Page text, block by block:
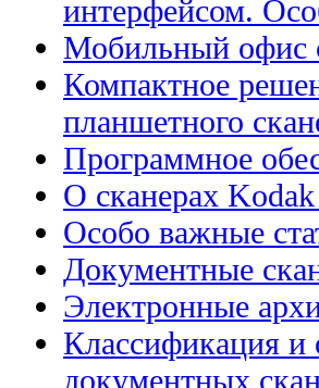
интерфейсом.
Мобильный офис
Компактное
планшетного
Программное
О сканерах
Особо важные
Документные
Электронные
Классификация и
документных